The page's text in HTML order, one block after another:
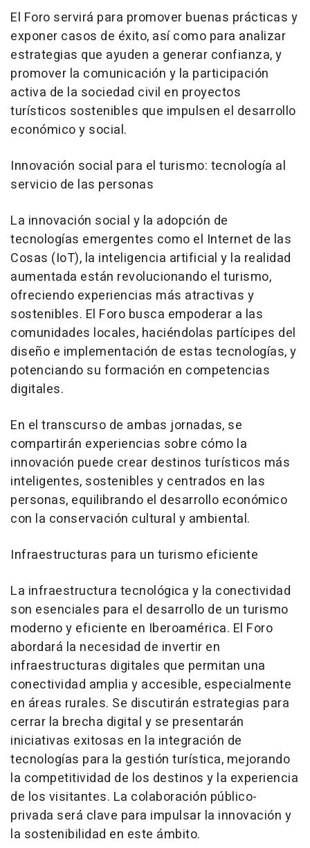
El Foro servirá para promover buenas prácticas y
exponer casos de éxito, así como para analizar
estrategias que ayuden a generar confianza, y
promover la comunicación y la participación
activa de la sociedad civil en proyectos
turísticos sostenibles que impulsen el desarrollo
económico y social.
Innovación social para el turismo: tecnología al
servicio de las personas
La innovación social y la adopción de
tecnologías emergentes como el Internet de las
Cosas (IoT), la inteligencia artificial y la realidad
aumentada están revolucionando el turismo,
ofreciendo experiencias más atractivas y
sostenibles. El Foro busca empoderar a las
comunidades locales, haciéndolas partícipes del
diseño e implementación de estas tecnologías, y
potenciando su formación en competencias
digitales.
En el transcurso de ambas jornadas, se
compartirán experiencias sobre cómo la
innovación puede crear destinos turísticos más
inteligentes, sostenibles y centrados en las
personas, equilibrando el desarrollo económico
con la conservación cultural y ambiental.
Infraestructuras para un turismo eficiente
La infraestructura tecnológica y la conectividad
son esenciales para el desarrollo de un turismo
moderno y eficiente en Iberoamérica. El Foro
abordará la necesidad de invertir en
infraestructuras digitales que permitan una
conectividad amplia y accesible, especialmente
en áreas rurales. Se discutirán estrategias para
cerrar la brecha digital y se presentarán
iniciativas exitosas en la integración de
tecnologías para la gestión turística, mejorando
la competitividad de los destinos y la experiencia
de los visitantes. La colaboración público-
privada será clave para impulsar la innovación y
la sostenibilidad en este ámbito.